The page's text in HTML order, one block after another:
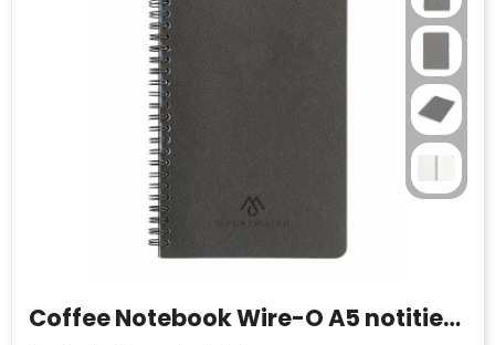
Fresh 'n Rebel
Kingcap
Custom telefoonaccessoires
Coffee Notebook Wire-O A5 notitieboek